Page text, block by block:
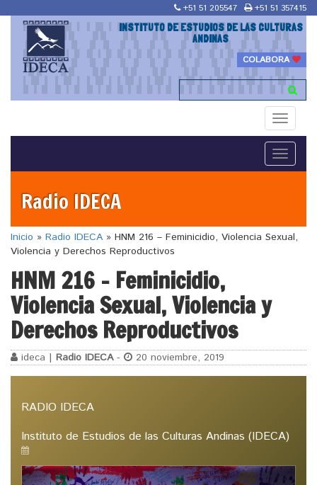
+51 51 205547 +51 51 357415
INSTITUTO DE ESTUDIOS DE LAS CULTURAS
ANDINAS
COLABORA
Toggle
Toggle
Radio IDECA
Inicio » Radio IDECA » HNM 216 – Feminicidio, Violencia Sexual,
Violencia y Derechos Reproductivos
HNM 216 – Feminicidio,
Violencia Sexual, Violencia y
Derechos Reproductivos
ideca | Radio IDECA- 20 noviembre, 2019
RADIO IDECA
Instituto de Estudios de las Culturas Andinas (IDECA)